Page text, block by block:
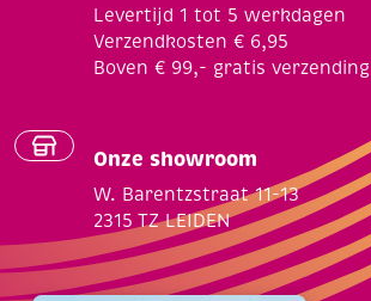
Levertijd 1 tot 5 werkdagen
Verzendkosten € 6,95
Boven € 99,- gratis verzending
Onze showroom
W. Barentzstraat 11-13
2315 TZ LEIDEN